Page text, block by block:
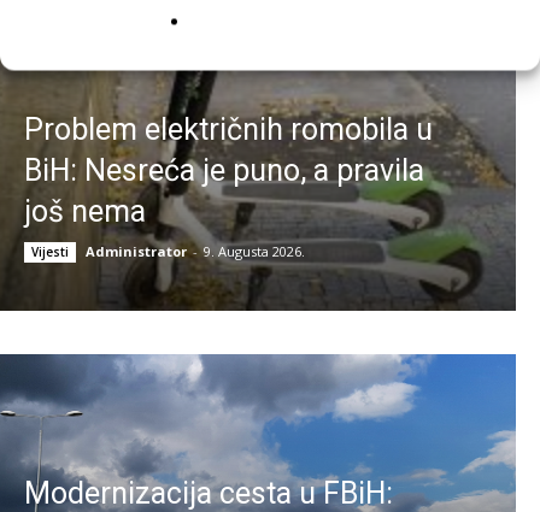
Problem električnih romobila u
BiH: Nesreća je puno, a pravila
još nema
Vijesti Administrator - 9. Augusta 2026.
Modernizacija cesta u FBiH: